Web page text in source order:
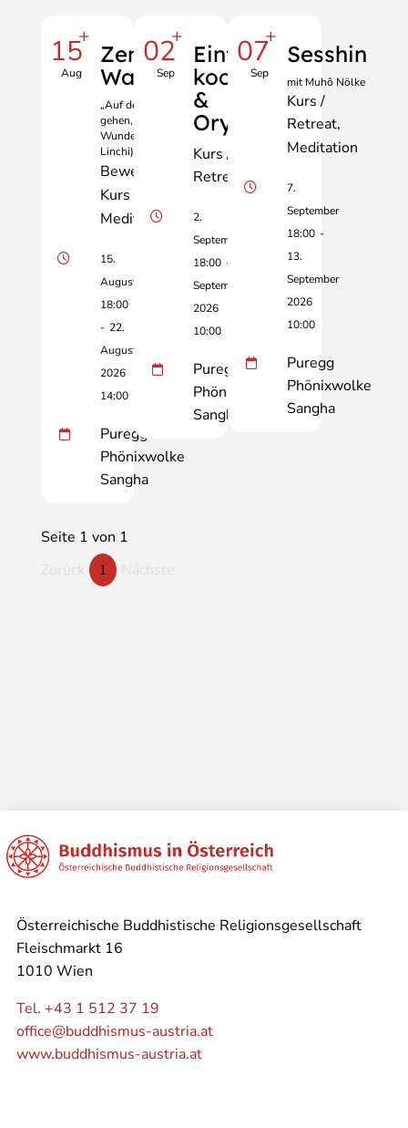
15+
Aug
Zen und
Wandern
„Auf der Erde zu
gehen, das ist das
Wunder.“ (Meister
Linchi)
Bewegung
Kurs / Retreat
Meditation
15.
August
18:00
- 22.
August
2026
14:00
Puregg
Phönixwolke
Sangha
02+
Sep
Einfach
kochen
&
Oryoki
Kurs /
Retreat
2.
September
18:00 -
September
2026
10:00
Puregg
Phönixwolke
Sangha
07+
Sep
Sesshin
mit Muhô Nölke
Kurs /
Retreat
Meditation
7.
September
18:00 -
13.
September
2026
10:00
Puregg
Phönixwolke
Sangha
Seite 1 von 1
1
Österreichische Buddhistische Religionsgesellschaft
Fleischmarkt 16
1010 Wien
Tel. +43 1 512 37 19
office@buddhismus-austria.at
www.buddhismus-austria.at